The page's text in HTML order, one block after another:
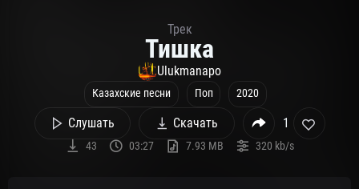
Трек
Тишка
Ulukmanapo
Казахские песни Поп 2020
Слушать Скачать 1
43 03:27 7.93 MB 320 kb/s